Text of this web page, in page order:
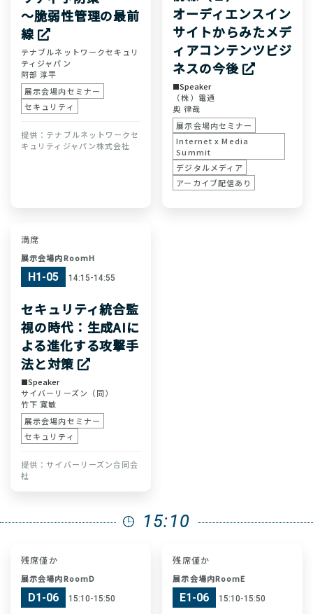
〜脆弱性管理の最前
線
テナブルネットワークセキュリ
ティジャパン
阿部 淳平
展示会場内セミナー
セキュリティ
テナブルネットワークセ
キュリティジャパン株式会社
オーディエンスイン
サイトからみたメデ
ィアコンテンツビジ
ネスの今後
Speaker
（株）電通
奥 律哉
展示会場内セミナー
Internet x Media
Summit
デジタルメディア
アーカイブ配信あり
満席
展示会場内RoomH
H1-05 14:15-14:55
セキュリティ統合監
視の時代：生成AIに
よる進化する攻撃手
法と対策
Speaker
サイバーリーズン（同）
竹下 寛敏
展示会場内セミナー
セキュリティ
サイバーリーズン合同会
社
15:10
残席僅か
展示会場内RoomD
D1-06 15:10-15:50
残席僅か
展示会場内RoomE
E1-06 15:10-15:50